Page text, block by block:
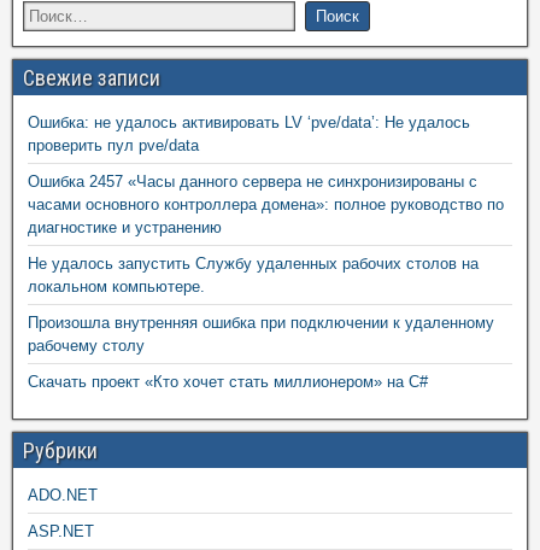
Свежие записи
Ошибка: не удалось активировать LV ‘pve/data’: Не удалось
проверить пул pve/data
Ошибка 2457 «Часы данного сервера не синхронизированы с
часами основного контроллера домена»: полное руководство по
диагностике и устранению
Не удалось запустить Службу удаленных рабочих столов на
локальном компьютере.
Произошла внутренняя ошибка при подключении к удаленному
рабочему столу
Скачать проект «Кто хочет стать миллионером» на C#
Рубрики
ADO.NET
ASP.NET